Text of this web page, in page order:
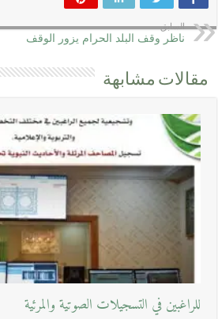
السابق
ناظر وقف البلد الحرام يزور الوقف
مقالات مشابهة
للراغبين في التسجيلات الصوتية والمرئية